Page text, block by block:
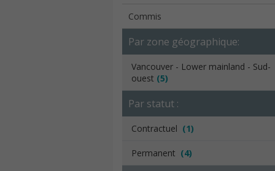
Commis
Par zone géographique:
Vancouver - Lower mainland - Sud-
ouest (5)
Par statut :
Contractuel (1)
Permanent (4)